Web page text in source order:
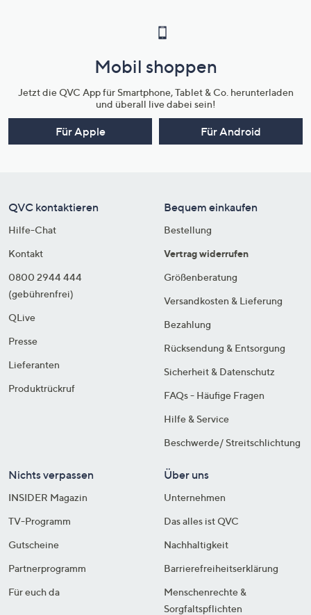
Mobil shoppen
Jetzt die QVC App für Smartphone, Tablet & Co. herunterladen
und überall live dabei sein!
Für Apple Für Android
QVC kontaktieren
Hilfe-Chat
Kontakt
0800 2944 444
(gebührenfrei)
QLive
Presse
Lieferanten
Produktrückruf
Bequem einkaufen
Bestellung
Vertrag widerrufen
Größenberatung
Versandkosten & Lieferung
Bezahlung
Rücksendung & Entsorgung
Sicherheit & Datenschutz
FAQs - Häufige Fragen
Hilfe & Service
Beschwerde/ Streitschlichtung
Nichts verpassen
INSIDER Magazin
TV-Programm
Gutscheine
Partnerprogramm
Für euch da
Über uns
Unternehmen
Das alles ist QVC
Nachhaltigkeit
Barrierefreiheitserklärung
Menschenrechte &
Sorgfaltspflichten